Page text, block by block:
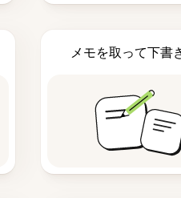
メモを取って下書